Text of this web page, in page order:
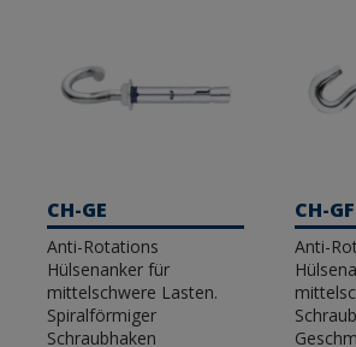
CH-GE
Anti-Rotations
Hülsenanker für
mittelschwere Lasten.
Spiralförmiger
Schraubhaken
CH-GF
Anti-